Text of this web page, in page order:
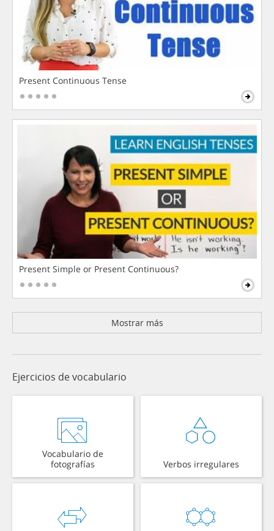
Present Continuous Tense
Present Simple or Present Continuous?
Mostrar más
Ejercicios de vocabulario
Vocabulario de
fotografías
Verbos irregulares